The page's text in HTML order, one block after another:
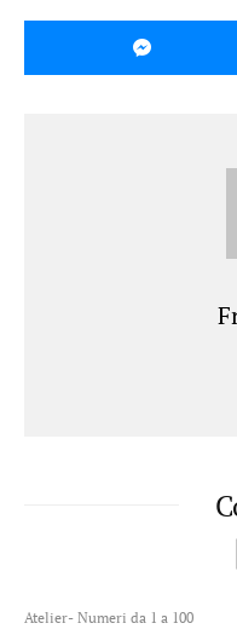
Atelier- Numeri da 1 a 100